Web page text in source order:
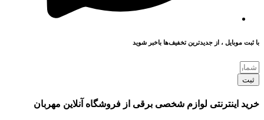
با ثبت موبایل ، از جدید‌ترین تخفیف‌ها با‌خبر شوید
ثبت
خرید اینترنتی لوازم شخصی برقی از فروشگاه آنلاین مهربان